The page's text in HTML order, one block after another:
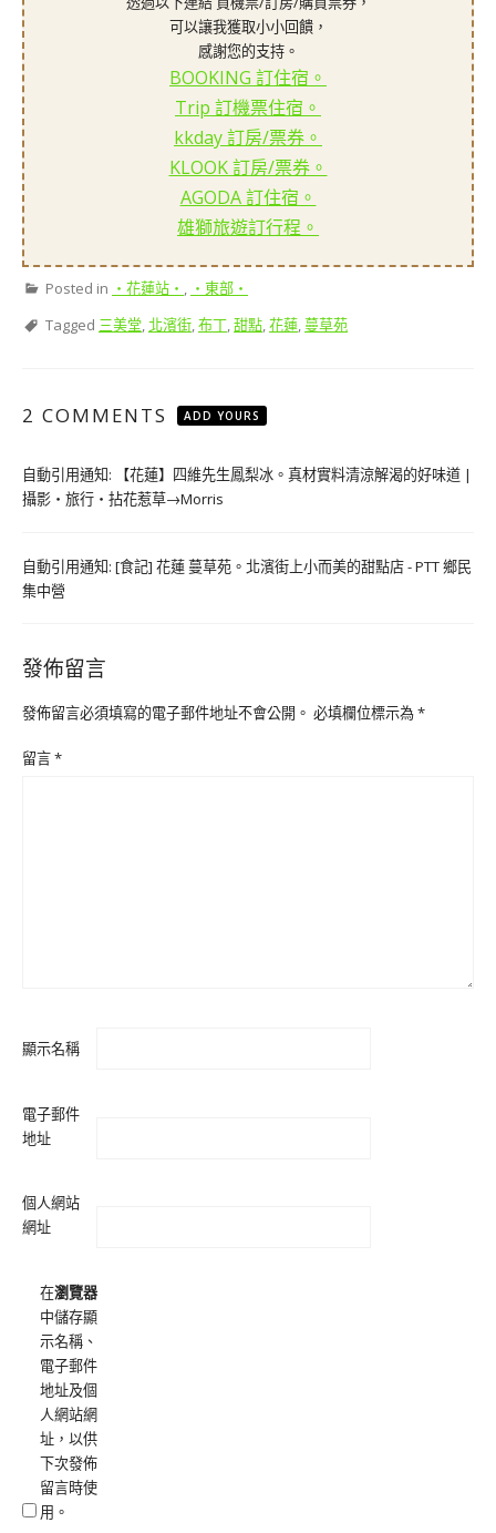
可以讓我獲取小小回饋，
感謝您的支持。
BOOKING 訂住宿。
Trip 訂機票住宿。
kkday 訂房/票券。
KLOOK 訂房/票券。
AGODA 訂住宿。
雄獅旅遊訂行程。
Posted in ‧花蓮站‧ , ‧東部‧
Tagged 三美堂,北濱街,布丁,甜點,花蓮,蔓草苑
2 COMMENTS ADD YOURS
自動引用通知:
【花蓮】四維先生鳳梨冰。真材實料清涼解渴的好味道 |
攝影‧旅行‧拈花惹草→Morris
自動引用通知: [食記] 花蓮 蔓草苑。北濱街上小而美的甜點店 - PTT 鄉民
集中營
發佈留言
發佈留言必須填寫的電子郵件地址不會公開。 必填欄位標示為*
留言*
顯示名稱
電子郵件
地址
個人網站
網址
在瀏覽器
中儲存顯
示名稱、
電子郵件
地址及個
人網站網
址，以供
下次發佈
留言時使
用。